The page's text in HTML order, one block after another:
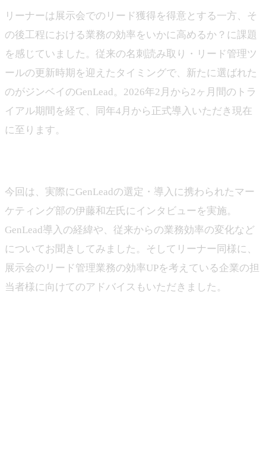
リーナーは展示会でのリード獲得を得意とする一方、そ
の後工程における業務の効率をいかに高めるか？に課題
を感じていました。従来の名刺読み取り・リード管理ツ
ールの更新時期を迎えたタイミングで、新たに選ばれた
のがジンベイのGenLead。2026年2月から2ヶ月間のトラ
イアル期間を経て、同年4月から正式導入いただき現在
に至ります。
今回は、実際にGenLeadの選定・導入に携わられたマー
ケティング部の伊藤和左氏にインタビューを実施。
GenLead導入の経緯や、従来からの業務効率の変化など
についてお聞きしてみました。そしてリーナー同様に、
展示会のリード管理業務の効率UPを考えている企業の担
当者様に向けてのアドバイスもいただきました。